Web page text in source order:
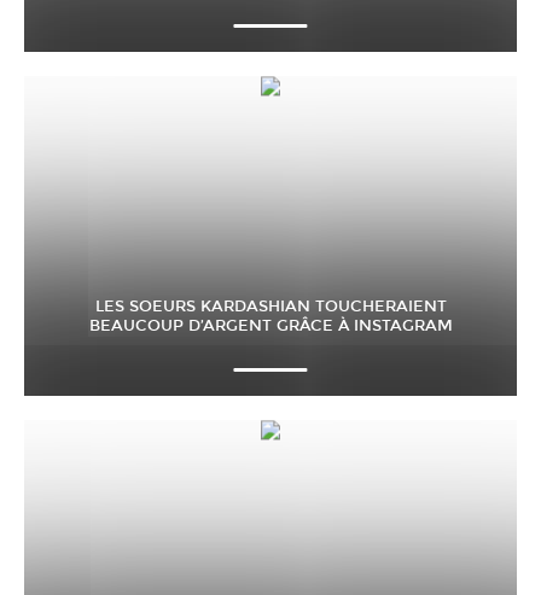
LES SOEURS KARDASHIAN TOUCHERAIENT
BEAUCOUP D’ARGENT GRÂCE À INSTAGRAM